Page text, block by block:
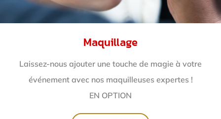
Maquillage
Laissez-nous ajouter une touche de magie à votre
événement avec nos maquilleuses expertes !
EN OPTION